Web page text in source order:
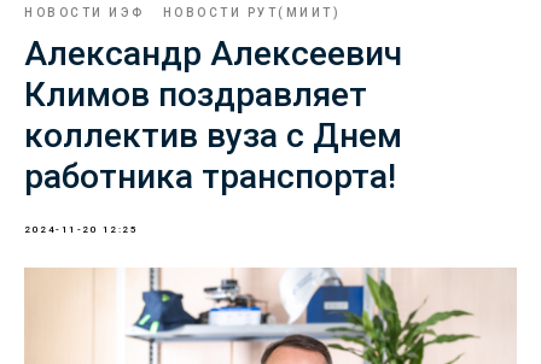
НОВОСТИ ИЭФ НОВОСТИ РУТ(МИИТ)
Александр Алексеевич
Климов поздравляет
коллектив вуза с Днем
работника транспорта!
2024-11-20 12:25